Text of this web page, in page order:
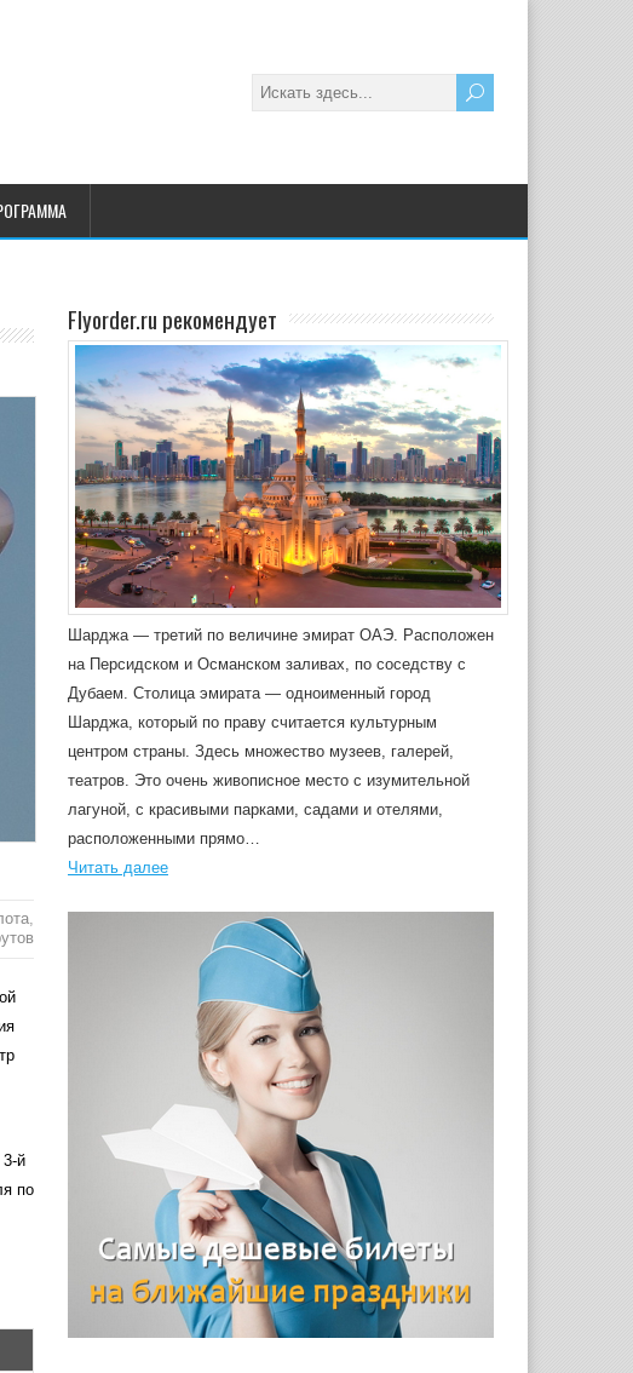
,
й
по
Flyorder.ru рекомендует
Шарджа — третий по величине эмират ОАЭ. Расположен
на Персидском и Османском заливах, по соседству с
Дубаем. Столица эмирата — одноименный город
Шарджа, который по праву считается культурным
центром страны. Здесь множество музеев, галерей,
театров. Это очень живописное место с изумительной
лагуной, с красивыми парками, садами и отелями,
расположенными прямо…
Читать далее